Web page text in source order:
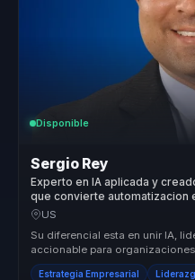
Disponible
Sergio Rey
Experto en IA aplicada y
que convierte automatizacion
empresas.
US
Su diferencial esta en unir IA,
accionable para
en teo...
Estrategia Empresarial